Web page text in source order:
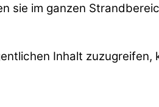
sie im ganzen
Inhalt